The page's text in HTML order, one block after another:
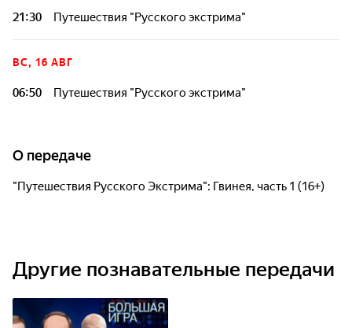
21:30 Путешествия "Русского экстрима"
ВС, 16 АВГ
06:50 Путешествия "Русского экстрима"
О передаче
"Путешествия Русского Экстрима": Гвинея, часть 1 (16+)
Другие познавательные передачи